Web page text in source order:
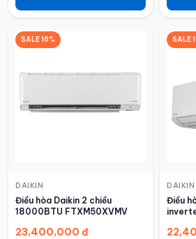
SALE 16%
DAIKIN
Điều hòa Daikin 2 chiều
18000BTU FTXM50XVMV
23,400,000 đ
SALE
DAIKIN
Điều